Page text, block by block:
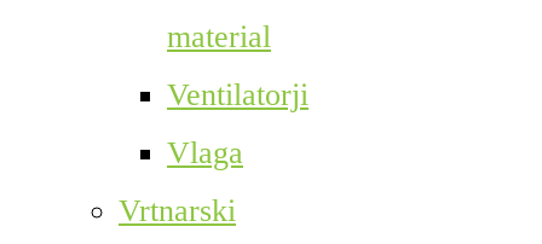
material
Ventilatorji
Vlaga
Vrtnarski